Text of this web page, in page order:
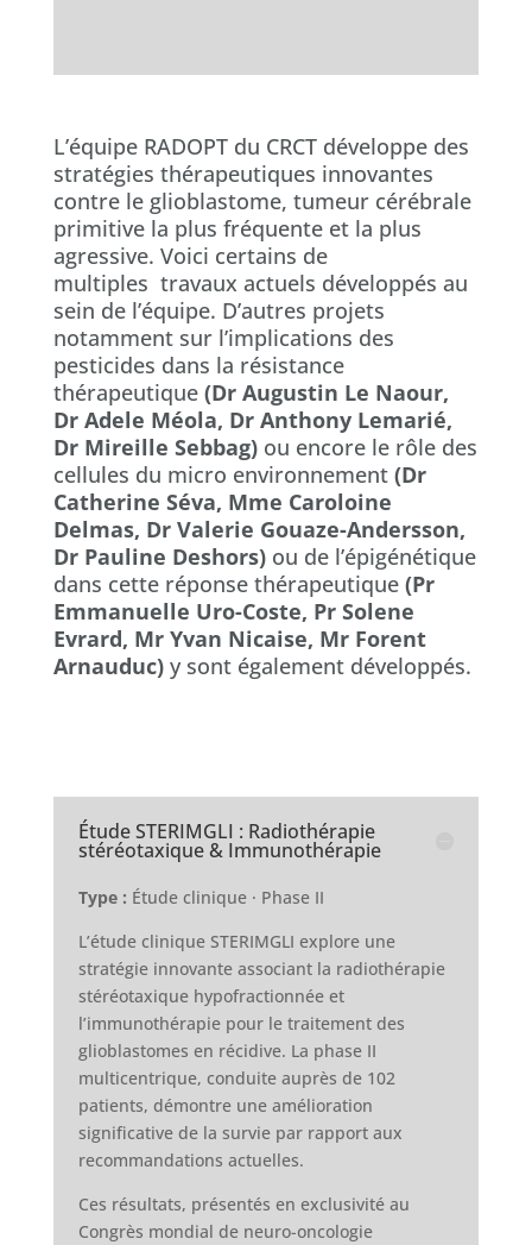
L’équipe RADOPT du CRCT développe des
stratégies thérapeutiques innovantes
contre le glioblastome, tumeur cérébrale
primitive la plus fréquente et la plus
agressive. Voici certains de
multiples travaux actuels développés au
sein de l’équipe. D’autres projets
notamment sur l’implications des
pesticides dans la résistance
thérapeutique(Dr Augustin Le Naour,
Dr Adele Méola, Dr Anthony Lemarié,
Dr Mireille Sebbag) ou encore le rôle des
cellules du micro environnement (Dr
Catherine Séva, Mme Caroloine
Delmas, Dr Valerie Gouaze-Andersson,
Dr Pauline Deshors) ou de l’épigénétique
dans cette réponse thérapeutique (Pr
Emmanuelle Uro-Coste, Pr Solene
Evrard, Mr Yvan Nicaise, Mr Forent
Arnauduc) y sont également développés.
Étude STERIMGLI : Radiothérapie
stéréotaxique & Immunothérapie
Type : Étude clinique · Phase II
L’étude clinique STERIMGLI explore une
stratégie innovante associant la radiothérapie
stéréotaxique hypofractionnée et
l’immunothérapie pour le traitement des
glioblastomes en récidive. La phase II
multicentrique, conduite auprès de 102
patients, démontre une amélioration
significative de la survie par rapport aux
recommandations actuelles.
Ces résultats, présentés en exclusivité au
Congrès mondial de neuro-oncologie